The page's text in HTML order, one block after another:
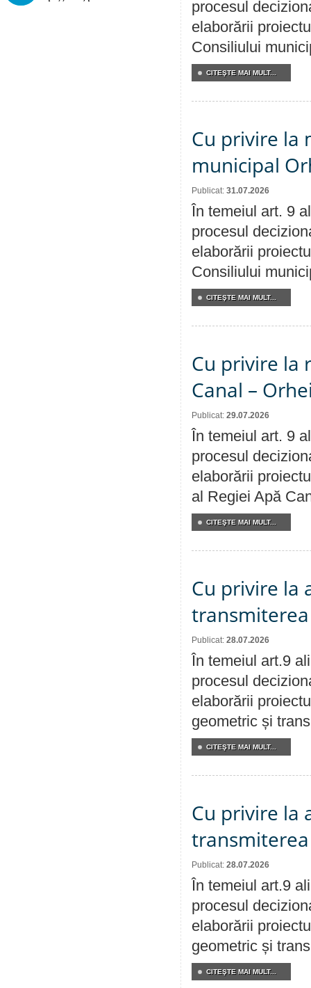
procesul
elaborării
Consiliului
CITEŞTE MAI MULT...
Cu privire la
municipal
Publicat: 31.07.2026
În temeiul art. 9
procesul
elaborării
Consiliului
CITEŞTE MAI MULT...
Cu privire la
Canal –
Publicat: 29.07.2026
În temeiul art. 9
procesul
elaborării
al Regiei Apă
CITEŞTE MAI MULT...
Cu privire la
Publicat: 28.07.2026
În temeiul art.9
procesul
elaborării
geometric și
CITEŞTE MAI MULT...
Cu privire la
Publicat: 28.07.2026
În temeiul art.9
procesul
elaborării
geometric și
CITEŞTE MAI MULT...